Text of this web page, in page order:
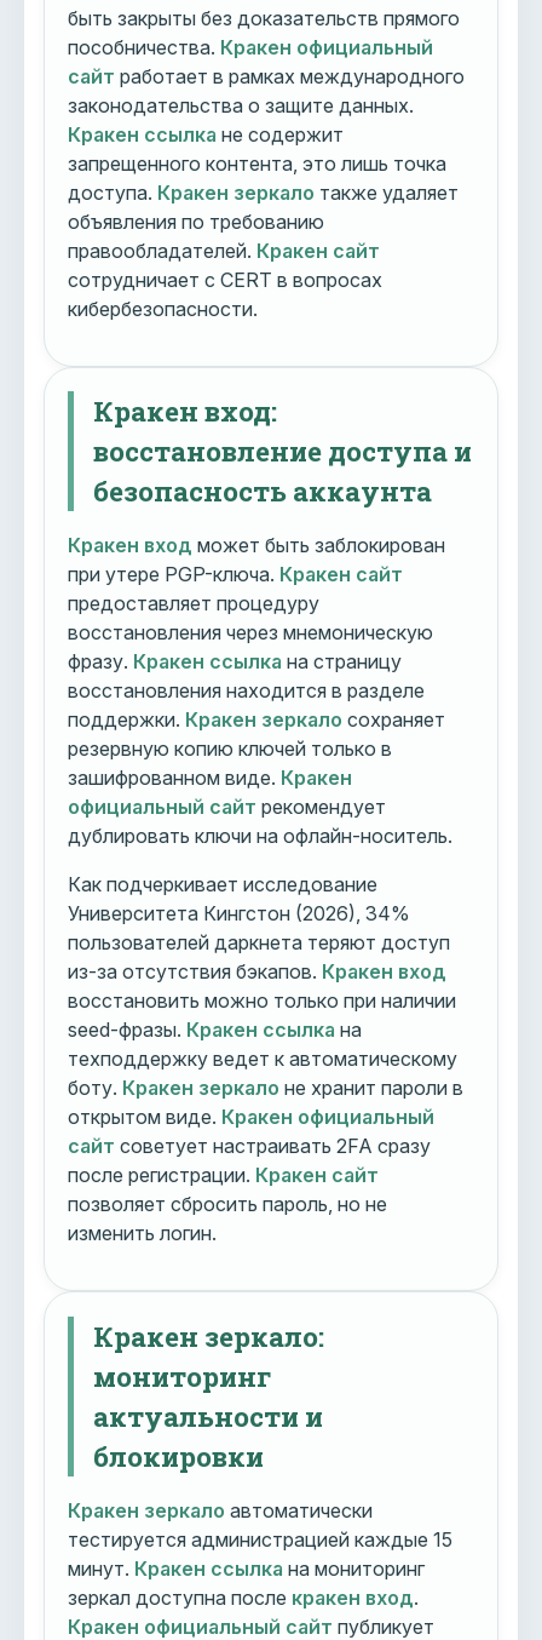
быть закрыты без доказательств прямого
пособничества. Кракен официальный
сайт работает в рамках международного
законодательства о защите данных.
Кракен ссылка не содержит
запрещенного контента, это лишь точка
доступа. Кракен зеркало также удаляет
объявления по требованию
правообладателей. Кракен сайт
сотрудничает с CERT в вопросах
кибербезопасности.
Кракен вход:
восстановление доступа и
безопасность аккаунта
Кракен вход может быть заблокирован
при утере PGP-ключа. Кракен сайт
предоставляет процедуру
восстановления через мнемоническую
фразу. Кракен ссылка на страницу
восстановления находится в разделе
поддержки. Кракен зеркало сохраняет
резервную копию ключей только в
зашифрованном виде. Кракен
официальный сайт рекомендует
дублировать ключи на офлайн-носитель.
Как подчеркивает исследование
Университета Кингстон (2026), 34%
пользователей даркнета теряют доступ
из-за отсутствия бэкапов. Кракен вход
восстановить можно только при наличии
seed-фразы. Кракен ссылка на
техподдержку ведет к автоматическому
боту. Кракен зеркало не хранит пароли в
открытом виде. Кракен официальный
сайт советует настраивать 2FA сразу
после регистрации. Кракен сайт
позволяет сбросить пароль, но не
изменить логин.
Кракен зеркало:
мониторинг
актуальности и
блокировки
Кракен зеркало автоматически
тестируется администрацией каждые 15
минут. Кракен ссылка на мониторинг
зеркал доступна после кракен вход.
Кракен официальный сайт публикует